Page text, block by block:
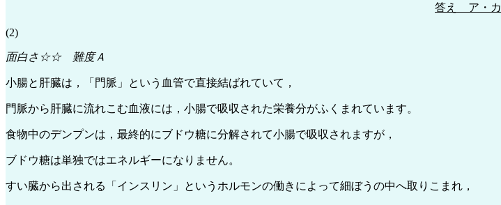
答え ア・カ
(2)
面白さ☆☆ 難度Ａ
小腸と肝臓は，「門脈」という血管で直接結ばれていて，
門脈から肝臓に流れこむ血液には，小腸で吸収された栄養分がふくまれています。
食物中のデンプンは，最終的にブドウ糖に分解されて小腸で吸収されますが，
ブドウ糖は単独ではエネルギーになりません。
すい臓から出される「インスリン」というホルモンの働きによって細ぼうの中へ取りこまれ，